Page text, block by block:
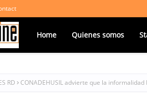
Home Quienes somos
RD CONADEHUSIL advierte que la